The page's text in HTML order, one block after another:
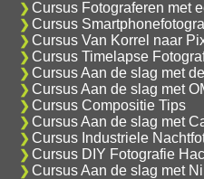
Cursus Fotograferen met
Cursus
Cursus Van Korrel naar
Cursus Timelapse
Cursus Aan de slag met
Cursus Aan de slag met
Cursus Compositie Tips
Cursus Aan de slag met
Cursus Industriele
Cursus DIY Fotografie
Cursus Aan de slag met